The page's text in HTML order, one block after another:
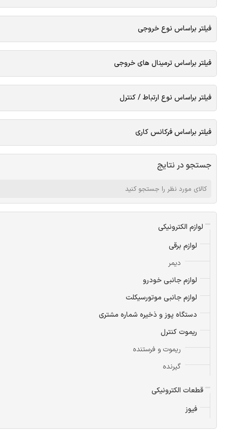
فیلتر براساس نوع خروجی
فیلتر براساس ترمینال های خروجی
فیلتر براساس نوع ارتباط / کنترل
فیلتر براساس فرکانس کاری
جستجو در نتایج
لوازم الکترونیکی
لوازم برقی
دیمر
لوازم جانبی خودرو
لوازم جانبی موتورسیکلت
دستگاه پوز و ذخیره شماره مشتری
ریموت کنترل
ریموت و فرستنده
گیرنده
قطعات الکترونیکی
فیوز